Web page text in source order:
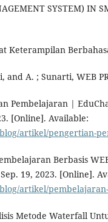
SYSTEM) IN
Keterampilan
and A. ; Sunarti, WEB
Pembelajaran |
[Online]. Available:
artikel/pengertian-
Berbasis
19, 2023. [Online].
artikel/
Metode Waterfall